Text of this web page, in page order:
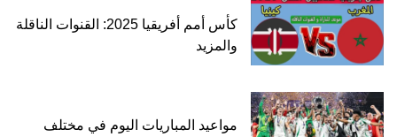
كأس أمم أفريقيا 2025: القنوات الناقلة
والمزيد
مواعيد المباريات اليوم في مختلف